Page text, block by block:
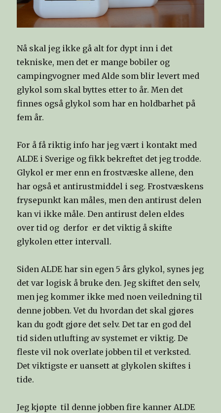
Nå skal jeg ikke gå alt for dypt inn i det
tekniske, men det er mange bobiler og
campingvogner med Alde som blir levert med
glykol som skal byttes etter to år. Men det
finnes også glykol som har en holdbarhet på
fem år.
For å få riktig info har jeg vært i kontakt med
ALDE i Sverige og fikk bekreftet det jeg trodde.
Glykol er mer enn en frostvæske allene, den
har også et antirustmiddel i seg. Frostvæskens
frysepunkt kan måles, men den antirust delen
kan vi ikke måle. Den antirust delen eldes
over tid og derfor er det viktig å skifte
glykolen etter intervall.
Siden ALDE har sin egen 5 års glykol, synes jeg
det var logisk å bruke den. Jeg skiftet den selv,
men jeg kommer ikke med noen veiledning til
denne jobben. Vet du hvordan det skal gjøres
kan du godt gjøre det selv. Det tar en god del
tid siden utlufting av systemet er viktig. De
fleste vil nok overlate jobben til et verksted.
Det viktigste er uansett at glykolen skiftes i
tide.
Jeg kjøpte til denne jobben fire kanner ALDE